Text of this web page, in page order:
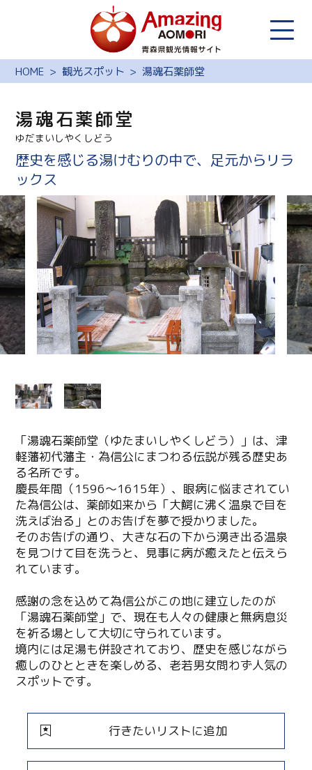
HOME 観光スポット 湯魂石薬師堂
湯魂石薬師堂
ゆだまいしやくしどう
歴史を感じる湯けむりの中で、足元からリラ
ックス
「湯魂石薬師堂（ゆたまいしやくしどう）」は、津
軽藩初代藩主・為信公にまつわる伝説が残る歴史あ
る名所です。
慶長年間（1596～1615年）、眼病に悩まされてい
た為信公は、薬師如来から「大鰐に沸く温泉で目を
洗えば治る」とのお告げを夢で授かりました。
そのお告げの通り、大きな石の下から湧き出る温泉
を見つけて目を洗うと、見事に病が癒えたと伝えら
れています。
感謝の念を込めて為信公がこの地に建立したのが
「湯魂石薬師堂」で、現在も人々の健康と無病息災
を祈る場として大切に守られています。
境内には足湯も併設されており、歴史を感じながら
癒しのひとときを楽しめる、老若男女問わず人気の
スポットです。
行きたいリストに追加